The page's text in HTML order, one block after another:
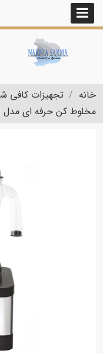
خانه
تجهیزات کافی
مخلوط کن حرفه ای مدل B 283